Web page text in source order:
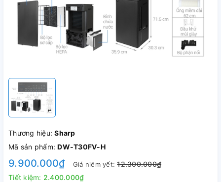
Thương hiệu:Sharp
Mã sản phẩm:DW-T30FV-H
9.900.000₫ Giá niêm yết:12.300.000₫
Tiết kiệm: 2.400.000₫